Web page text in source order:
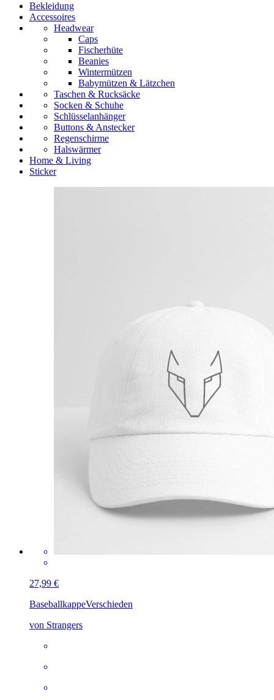
Bekleidung
Accessoires
Headwear
Caps
Fischerhüte
Beanies
Wintermützen
Babymützen & Lätzchen
Taschen & Rucksäcke
Socken & Schuhe
Schlüsselanhänger
Buttons & Anstecker
Regenschirme
Halswärmer
Home & Living
Sticker
27,99 €
BaseballkappeVerschieden
von Strangers